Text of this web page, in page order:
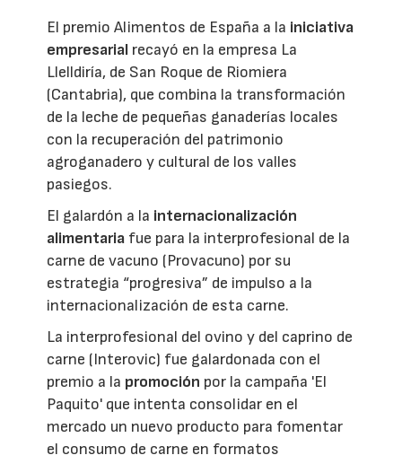
El premio Alimentos de España a la iniciativa
empresarial recayó en la empresa La
Llelldiría, de San Roque de Riomiera
(Cantabria), que combina la transformación
de la leche de pequeñas ganaderías locales
con la recuperación del patrimonio
agroganadero y cultural de los valles
pasiegos.
El galardón a la internacionalización
alimentaria fue para la interprofesional de la
carne de vacuno (Provacuno) por su
estrategia “progresiva” de impulso a la
internacionalización de esta carne.
La interprofesional del ovino y del caprino de
carne (Interovic) fue galardonada con el
premio a la promoción por la campaña 'El
Paquito' que intenta consolidar en el
mercado un nuevo producto para fomentar
el consumo de carne en formatos